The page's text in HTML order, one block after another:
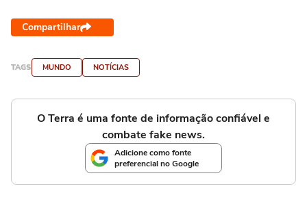
Compartilhar
TAGS MUNDO NOTÍCIAS
O Terra é uma fonte de informação confiável e
combate fake news.
Adicione como fonte
preferencial no Google